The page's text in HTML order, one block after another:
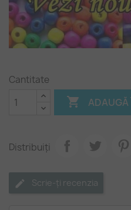
Cantitate
 ADAUGĂ
Distribuiți
Scrie-ți recenzia